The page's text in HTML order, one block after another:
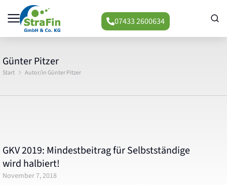
07433 2600634
Günter Pitzer
Sie befinden sich hier:
Start Autor/in Günter Pitzer
GKV 2019: Mindestbeitrag für Selbstständige
wird halbiert!
November 7, 2018